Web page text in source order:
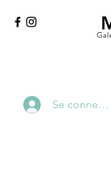
Se connecter